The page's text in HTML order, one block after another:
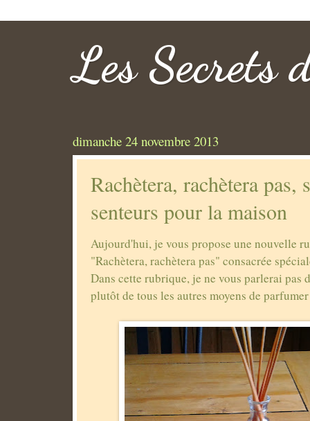
Les Secrets
dimanche 24 novembre 2013
Rachètera, rachètera pas,
senteurs pour la maison
Aujourd'hui, je vous propose une nouvelle
"Rachètera, rachètera pas" consacrée
Dans cette rubrique, je ne vous parlerai pas
plutôt de tous les autres moyens de